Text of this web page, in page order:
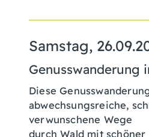
Samstag,
Genusswanderung
Diese
abwechsungsreiche,
verwunschene Wege
durch Wald mit schöner